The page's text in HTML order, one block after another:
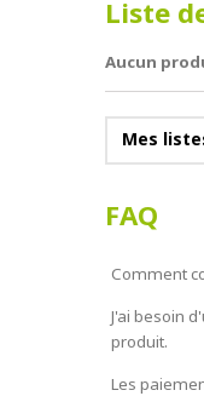
Liste
Aucun
Mes
FAQ
Comment
J'ai besoin
produit.
Les